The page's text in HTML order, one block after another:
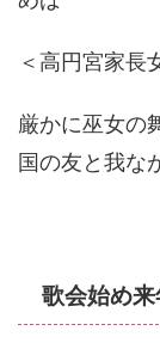
＜高円宮家長
厳かに巫女の
国の友と我な
歌会始め